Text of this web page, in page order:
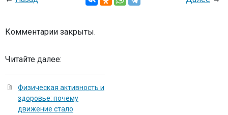
Комментарии закрыты.
Читайте далее:
Физическая активность и
здоровье: почему
движение стало